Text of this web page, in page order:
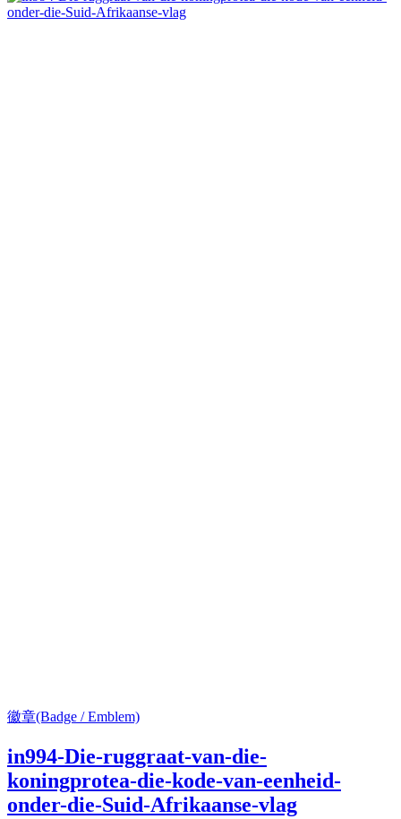
徽章(Badge / Emblem)
in994-Die-ruggraat-van-die-
koningprotea-die-kode-van-eenheid-
onder-die-Suid-Afrikaanse-vlag